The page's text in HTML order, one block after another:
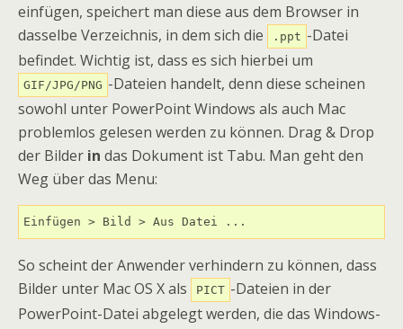
einfügen, speichert man diese aus dem Browser in
dasselbe Verzeichnis, in dem sich die
.ppt -Datei
befindet. Wichtig ist, dass es sich hierbei um
GIF/JPG/PNG -Dateien handelt, denn diese scheinen
sowohl unter PowerPoint Windows als auch Mac
problemlos gelesen werden zu können. Drag & Drop
der Bilder in das Dokument ist Tabu. Man geht den
Weg über das Menu:
Einfügen > Bild > Aus Datei ...
So scheint der Anwender verhindern zu können, dass
Bilder unter Mac OS X als
PICT -Dateien in der
PowerPoint-Datei abgelegt werden, die das Windows-